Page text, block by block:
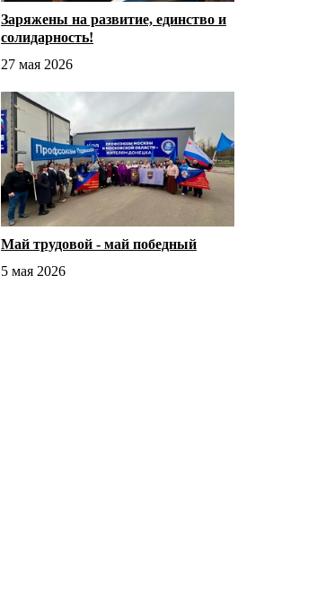
Заряжены на развитие, единство и
солидарность!
27 мая 2026
Май трудовой - май победный
5 мая 2026